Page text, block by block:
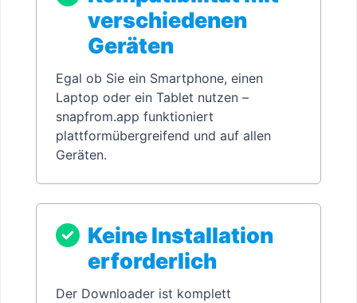
verschiedenen
Geräten
Egal ob Sie ein Smartphone, einen
Laptop oder ein Tablet nutzen –
snapfrom.app funktioniert
plattformübergreifend und auf allen
Geräten.
Keine Installation
erforderlich
Der Downloader ist komplett